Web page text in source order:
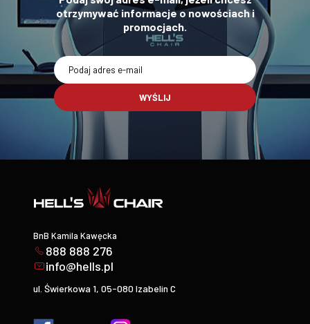
otrzymywać informacje o nowościach i
promocjach.
WYŚLIJ
BnB Kamila Kawęcka
888 888 276
info@hells.pl
ul. Świerkowa 1, 05-080 Izabelin C